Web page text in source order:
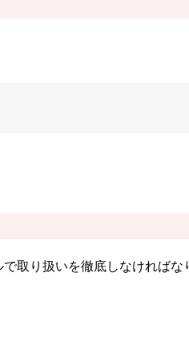
取り扱いを徹底しなければ